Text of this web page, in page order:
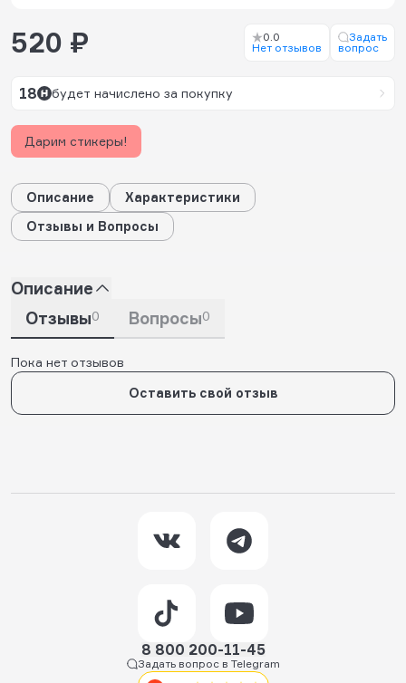
520 ₽
0.0
Нет отзывов
Задать
вопрос
18 будет начислено за покупку
Дарим стикеры!
Описание
Характеристики
Отзывы и Вопросы
Описание
Отзывы0 Вопросы0
Пока нет отзывов
Оставить свой отзыв
8 800 200-11-45
Задать вопрос в Telegram